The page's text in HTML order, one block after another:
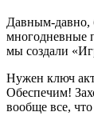
Давным-давно,
многодневные
мы создали
Нужен ключ
Обеспечим!
вообще все,